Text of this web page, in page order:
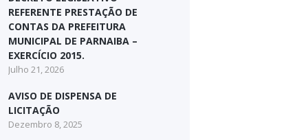
REFERENTE PRESTAÇÃO DE
CONTAS DA PREFEITURA
MUNICIPAL DE PARNAIBA –
EXERCÍCIO 2015.
Julho 21, 2026
AVISO DE DISPENSA DE
LICITAÇÃO
Dezembro 8, 2025